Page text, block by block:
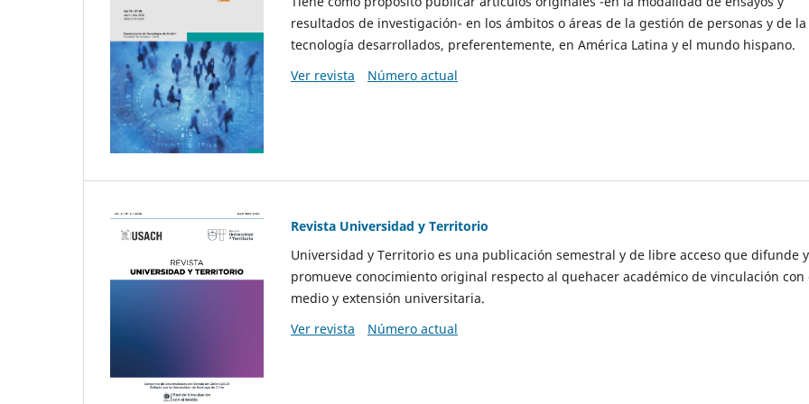
resultados de investigación- en los ámbitos o áreas de la gestión de personas y de la
tecnología desarrollados, preferentemente, en América Latina y el mundo hispano.
Ver revista
Número actual
Revista Universidad y Territorio
Universidad y Territorio es una publicación semestral y de libre acceso que difunde y
promueve conocimiento original respecto al quehacer académico de vinculación con
medio y extensión universitaria.
Ver revista
Número actual